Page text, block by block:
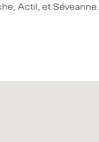
Actil, et Séveanne.